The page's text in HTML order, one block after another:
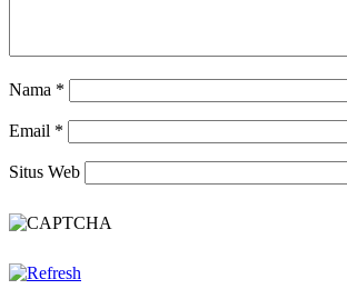
Nama *
Email *
Situs Web